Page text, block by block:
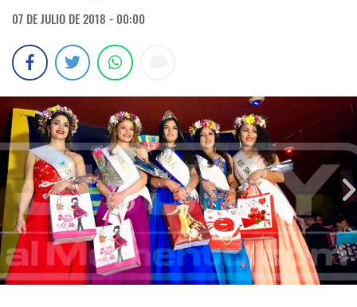
07 DE JULIO DE 2018 - 00:00